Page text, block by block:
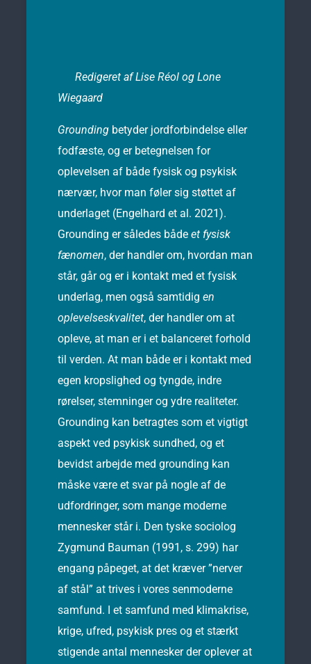
Redigeret af Lise Réol og Lone
Wiegaard
Grounding betyder jordforbindelse eller
fodfæste, og er betegnelsen for
oplevelsen af både fysisk og psykisk
nærvær, hvor man føler sig støttet af
underlaget (Engelhard et al. 2021).
Grounding er således bådeet fysisk
fænomen, der handler om, hvordan man
står, går og er i kontakt med et fysisk
underlag, men også samtidigen
oplevelseskvalitet, der handler om at
opleve, at man er i et balanceret forhold
til verden. At man både er i kontakt med
egen kropslighed og tyngde, indre
rørelser, stemninger og ydre realiteter.
Grounding kan betragtes som et vigtigt
aspekt ved psykisk sundhed, og et
bevidst arbejde med grounding kan
måske være et svar på nogle af de
udfordringer, som mange moderne
mennesker står i. Den tyske sociolog
Zygmund Bauman (1991, s. 299) har
engang påpeget, at det kræver ”nerver
af stål” at trives i vores senmoderne
samfund. I et samfund med klimakrise,
krige, ufred, psykisk pres og et stærkt
stigende antal mennesker der oplever at